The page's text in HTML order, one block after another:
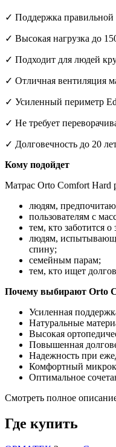
✓ Поддержка правильной
✓ Высокая нагрузка до
✓ Подходит для людей
✓ Отличная вентиляция
✓ Усиленный периметр
✓ Не требует
✓ Долговечность до 20
Кому подойдет
Матрас Orto Comfort Hard
людям,
пользователям с
тем, кто заботится
людям,
спину;
семейным парам;
тем, кто ищет
Почему выбирают Orto
Усиленная
Натуральные
Высокая
Повышенная
Надежность при
Комфортный
Оптимальное
Смотреть полное
Где купить